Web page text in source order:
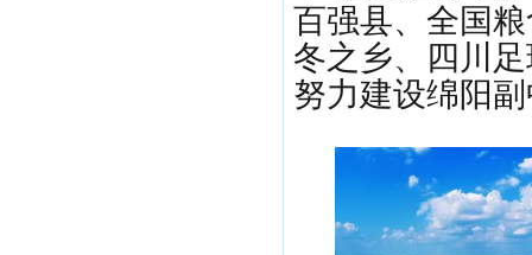
百强县、全国
冬之乡、四川
努力建设绵阳